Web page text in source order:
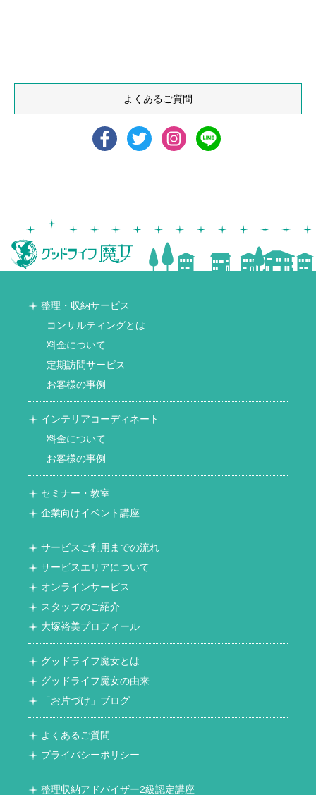
よくあるご質問
整理・収納サービス
コンサルティングとは
料金について
定期訪問サービス
お客様の事例
インテリアコーディネート
料金について
お客様の事例
セミナー・教室
企業向けイベント講座
サービスご利用までの流れ
サービスエリアについて
オンラインサービス
スタッフのご紹介
大塚裕美プロフィール
グッドライフ魔女とは
グッドライフ魔女の由来
「お片づけ」ブログ
よくあるご質問
プライバシーポリシー
整理収納アドバイザー2級認定講座